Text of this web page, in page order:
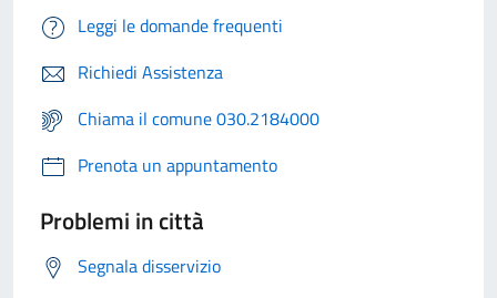
Leggi le domande frequenti
Richiedi Assistenza
Chiama il comune 030.2184000
Prenota un appuntamento
Problemi in città
Segnala disservizio